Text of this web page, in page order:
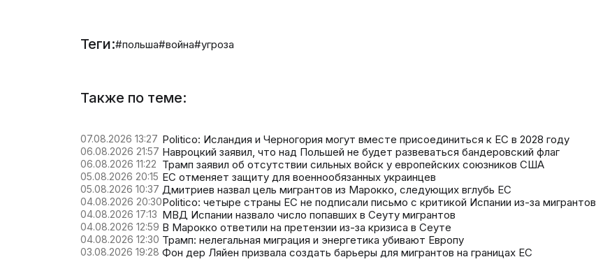
Теги:#польша#война#угроза
Также по теме:
07.08.2026 13:27 Politico: Исландия и Черногория могут вместе присоединиться к ЕС в 2028 году
06.08.2026 21:57 Навроцкий заявил, что над Польшей не будет развеваться бандеровский флаг
06.08.2026 11:22 Трамп заявил об отсутствии сильных войск у европейских союзников США
05.08.2026 20:15 ЕС отменяет защиту для военнообязанных украинцев
05.08.2026 10:37 Дмитриев назвал цель мигрантов из Марокко, следующих вглубь ЕС
04.08.2026 20:30Politico: четыре страны ЕС не подписали письмо с критикой Испании из-за мигрантов
04.08.2026 17:13 МВД Испании назвало число попавших в Сеуту мигрантов
04.08.2026 12:59 В Марокко ответили на претензии из-за кризиса в Сеуте
04.08.2026 12:30 Трамп: нелегальная миграция и энергетика убивают Европу
03.08.2026 19:28 Фон дер Ляйен призвала создать барьеры для мигрантов на границах ЕС